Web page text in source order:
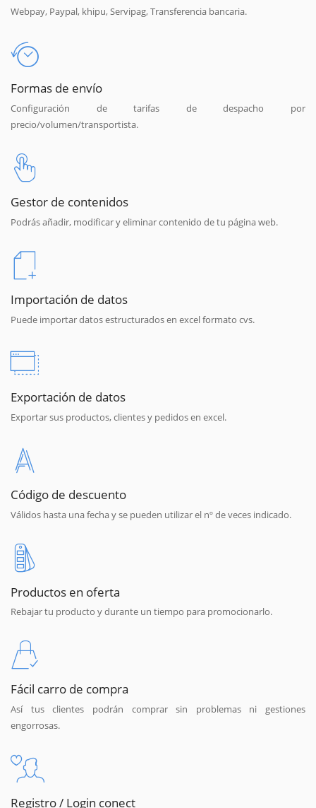
Webpay, Paypal, khipu, Servipag, Transferencia bancaria.
Formas de envío
Configuración de tarifas de despacho por
precio/volumen/transportista.
Gestor de contenidos
Podrás añadir, modificar y eliminar contenido de tu página web.
Importación de datos
Puede importar datos estructurados en excel formato cvs.
Exportación de datos
Exportar sus productos, clientes y pedidos en excel.
Código de descuento
Válidos hasta una fecha y se pueden utilizar el nº de veces indicado.
Productos en oferta
Rebajar tu producto y durante un tiempo para promocionarlo.
Fácil carro de compra
Así tus clientes podrán comprar sin problemas ni gestiones
engorrosas.
Registro / Login conect